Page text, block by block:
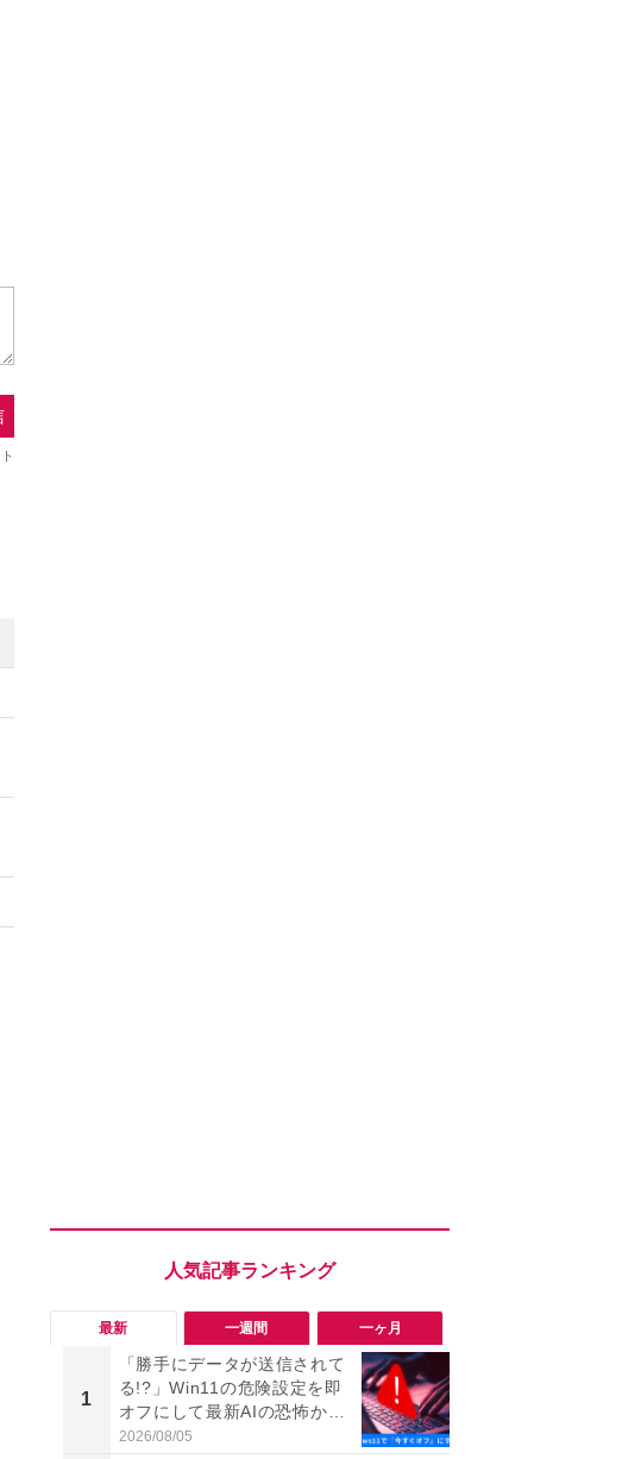
最新 一週間 一ヶ月
1
「勝手にデータが送信されて
る!?」Win11の危険設定を即
オフにして最新AIの恐怖から
身を守る技
2026/08/05